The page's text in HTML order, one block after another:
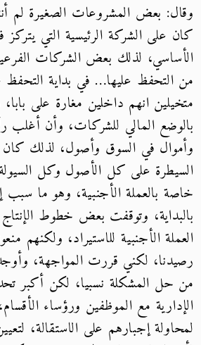
وقال: بعض المشروعات الصغيرة لم
كان على الشركة الرئيسية التي يتركز
الأساسي، لذلك بعض الشركات
من التحفظ عليها… في بداية
متخيلين انهم داخلين مغارة على
بالوضع المالي للشركات، وأن أغلب
وأموال في السوق وأصول، لذلك كان
السيطرة على كل الأصول وكل السيولة
خاصة بالعملة الأجنبية، وهو ما
بالبداية، وتوقفت بعض خطوط الإنتاج
العملة الأجنبية للاستيراد، ولكنهم
رصيدنا، لكني قررت المواجهة،
من حل المشكلة نسبيا، لكن أكبر
الإدارية مع الموظفين ورؤساء
لمحاولة إجبارهم على الاستقالة،